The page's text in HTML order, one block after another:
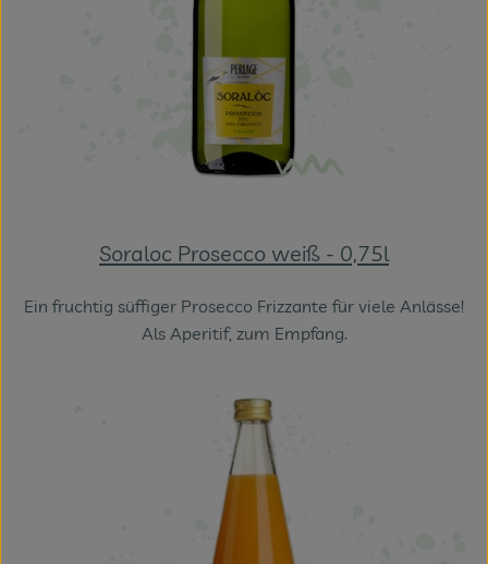
Soraloc Prosecco weiß - 0,75l
Ein fruchtig süffiger Prosecco Frizzante für viele Anlässe!
Als Aperitif, zum Empfang.